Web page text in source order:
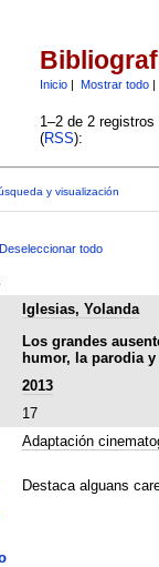
Inicio| Mostrar todo|
1–2 de 2
(RSS):
y visualización
Deseleccionar todo
Iglesias, Yolanda
Los grandes
humor, la parodia
2013
17
Adaptación
Destaca alguans